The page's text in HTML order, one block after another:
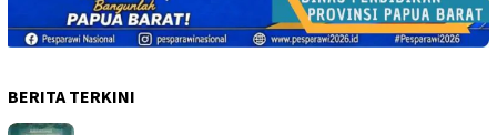
BERITA TERKINI